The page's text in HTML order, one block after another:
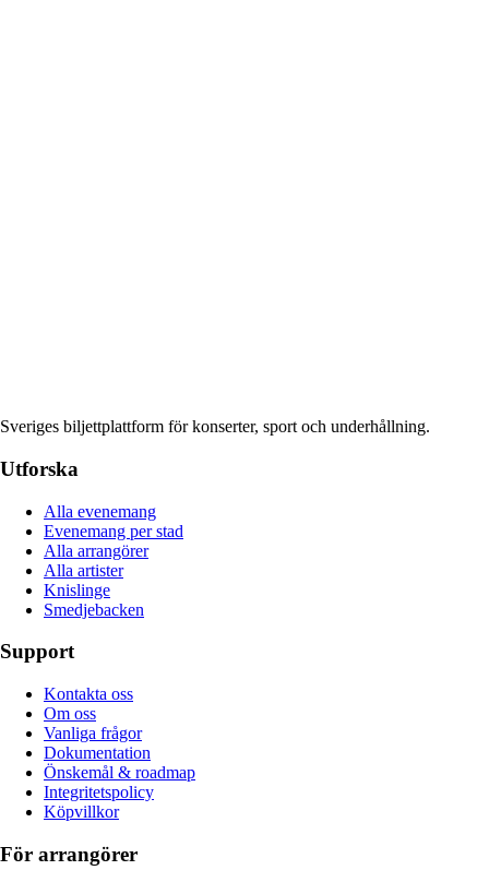
Sveriges biljettplattform för konserter, sport och underhållning.
Utforska
Alla evenemang
Evenemang per stad
Alla arrangörer
Alla artister
Knislinge
Smedjebacken
Support
Kontakta oss
Om oss
Vanliga frågor
Dokumentation
Önskemål & roadmap
Integritetspolicy
Köpvillkor
För arrangörer